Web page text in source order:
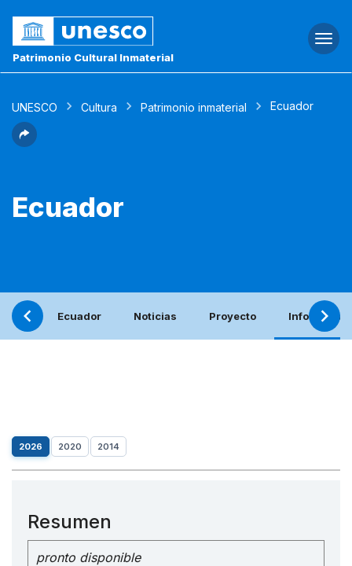
Patrimonio Cultural Inmaterial
UNESCO Cultura Patrimonio inmaterial Ecuador
Ecuador
Ecuador Noticias Proyecto Informe
2026 2020 2014
Resumen
pronto disponible